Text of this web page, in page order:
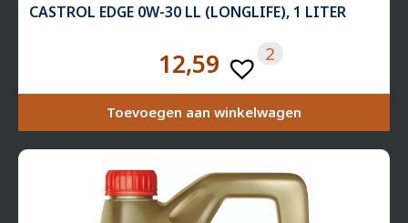
CASTROL EDGE 0W-30 LL (LONGLIFE), 1 LITER
12,59 2
Toevoegen aan winkelwagen